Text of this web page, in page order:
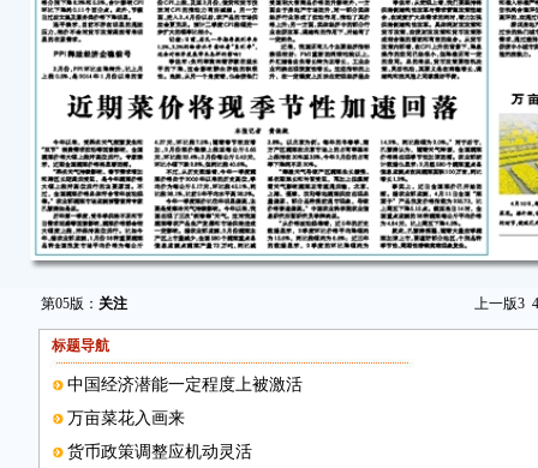
第05版： 关注 上一版3 4
标题导航
中国经济潜能一定程度上被激活
万亩菜花入画来
货币政策调整应机动灵活